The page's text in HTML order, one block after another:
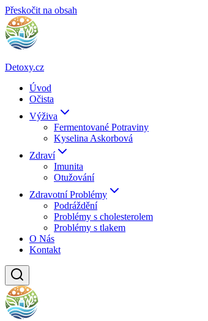
Přeskočit na obsah
Detoxy.cz
Úvod
Očista
Výživa
Fermentované Potraviny
Kyselina Askorbová
Zdraví
Imunita
Otužování
Zdravotní Problémy
Podráždění
Problémy s cholesterolem
Problémy s tlakem
O Nás
Kontakt